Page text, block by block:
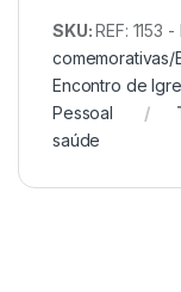
SKU:REF: 1153 -
comemorativas/
Encontro de
Pessoal
saúde